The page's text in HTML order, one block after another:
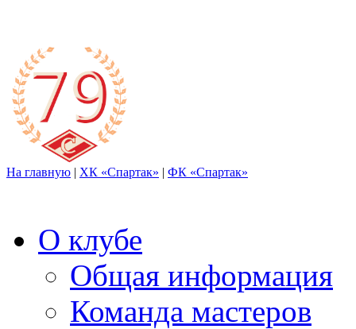
На главную | ХК «Спартак» | ФК «Спартак»
О клубе
Общая информация
Команда мастеров